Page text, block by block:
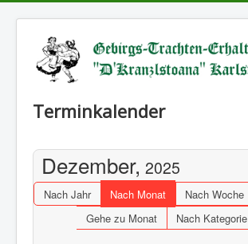
Terminkalender
Dezember, 2025
Nach Jahr Nach Monat Nach Woche
Gehe zu Monat
Nach Kategorie